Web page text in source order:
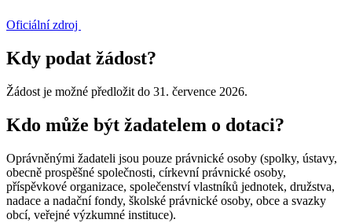
Oficiální zdroj
Kdy podat žádost?
Žádost je možné předložit do 31. července 2026.
Kdo může být žadatelem o dotaci?
Oprávněnými žadateli jsou pouze právnické osoby (spolky, ústavy,
obecně prospěšné společnosti, církevní právnické osoby,
příspěvkové organizace, společenství vlastníků jednotek, družstva,
nadace a nadační fondy, školské právnické osoby, obce a svazky
obcí, veřejné výzkumné instituce).